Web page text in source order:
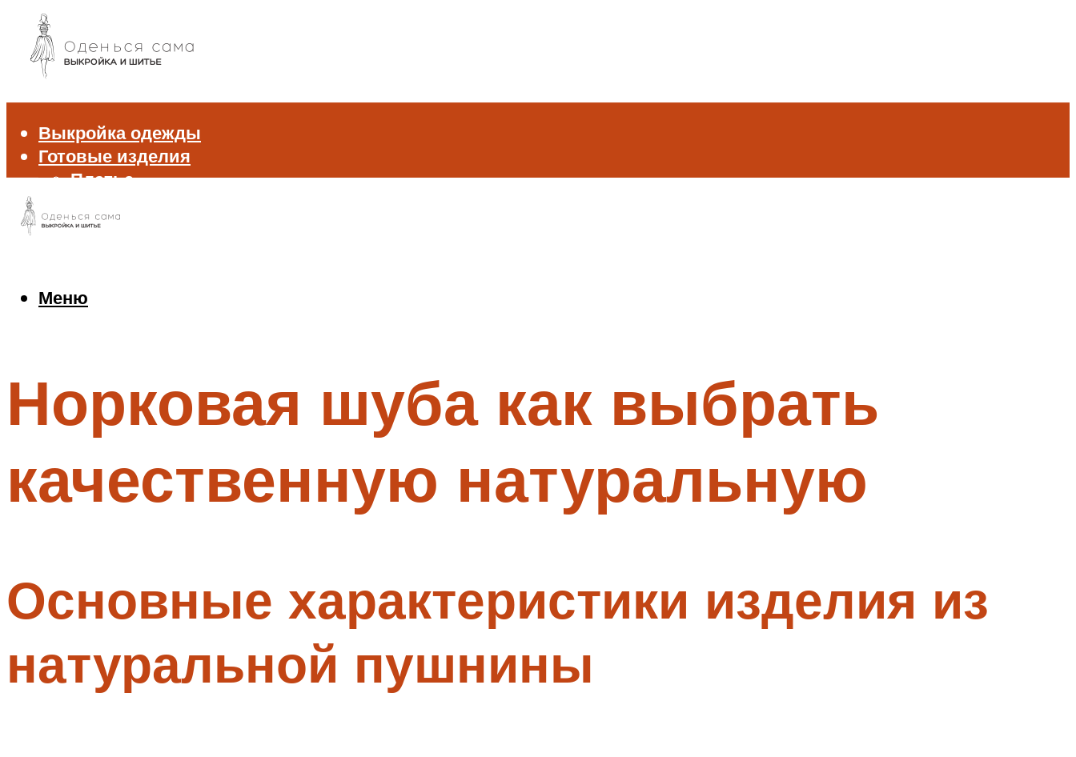
Выкройка одежды
Готовые изделия
Платье
Блуза и рубашка
Джемпер и свитер
Меню
Меню
Норковая шуба как выбрать
качественную натуральную
Основные характеристики изделия из
натуральной пушнины